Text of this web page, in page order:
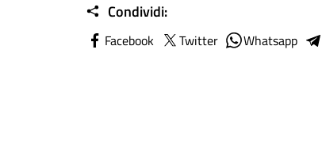
Condividi:
Facebook Twitter Whatsapp